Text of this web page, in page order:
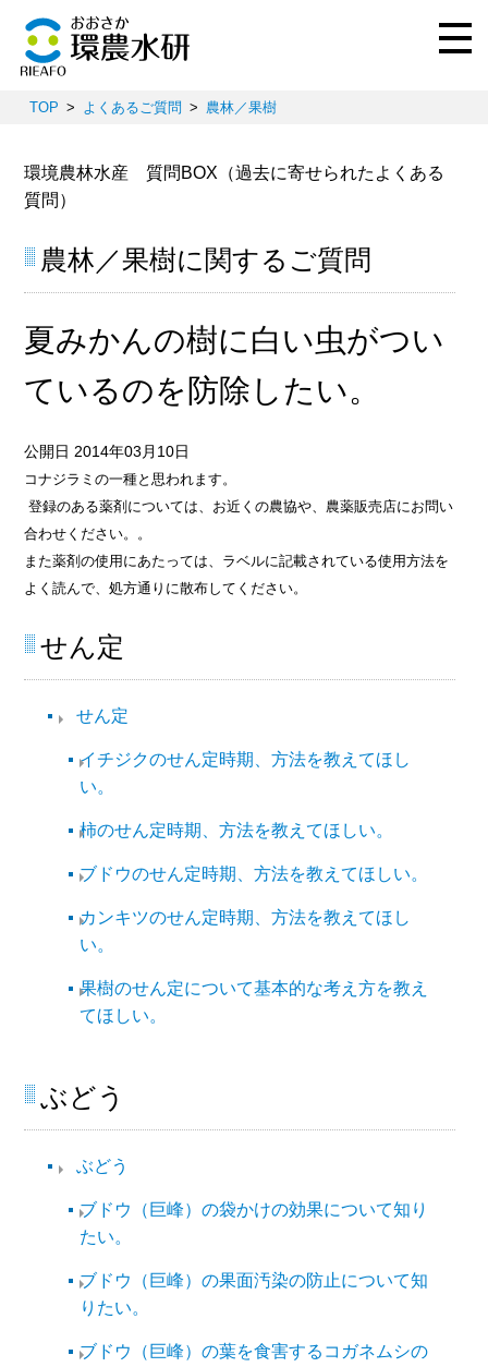
TOP よくあるご質問 農林／果樹
環境農林水産 質問BOX（過去に寄せられたよくある
質問）
農林／果樹に関するご質問
夏みかんの樹に白い虫がつい
ているのを防除したい。
公開日 2014年03月10日
コナジラミの一種と思われます。
登録のある薬剤については、お近くの農協や、農薬販売店にお問い
合わせください。。
また薬剤の使用にあたっては、ラベルに記載されている使用方法を
よく読んで、処方通りに散布してください。
せん定
せん定
イチジクのせん定時期、方法を教えてほし
い。
柿のせん定時期、方法を教えてほしい。
ブドウのせん定時期、方法を教えてほしい。
カンキツのせん定時期、方法を教えてほし
い。
果樹のせん定について基本的な考え方を教え
てほしい。
ぶどう
ぶどう
ブドウ（巨峰）の袋かけの効果について知り
たい。
ブドウ（巨峰）の果面汚染の防止について知
りたい。
ブドウ（巨峰）の葉を食害するコガネムシの